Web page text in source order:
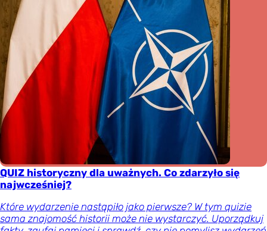
QUIZ historyczny dla uważnych. Co zdarzyło się
najwcześniej?
Które wydarzenie nastąpiło jako pierwsze? W tym quizie
sama znajomość historii może nie wystarczyć. Uporządkuj